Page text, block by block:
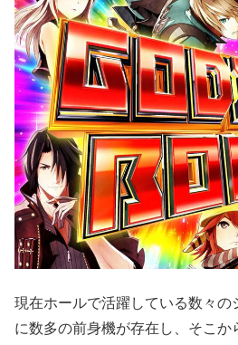
現在ホールで活躍している数々の
に数多の前身機が存在し、そこ